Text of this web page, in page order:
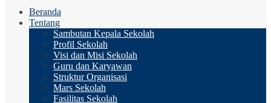
Beranda
Tentang
Sambutan Kepala Sekolah
Profil Sekolah
Visi dan Misi Sekolah
Guru dan Karyawan
Struktur Organisasi
Mars Sekolah
Fasilitas Sekolah